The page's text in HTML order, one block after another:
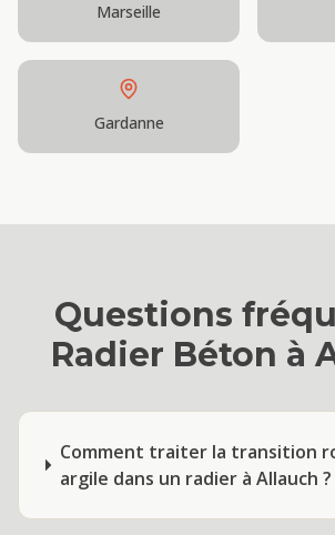
Marseille
Gardanne
Questions
Radier Béton à
Comment traiter la transition
argile dans un radier à Allauch ?